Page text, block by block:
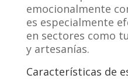
emocionalmente
es especialmente
en sectores como
y artesanías.
Características de